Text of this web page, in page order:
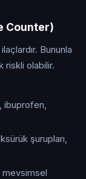
Counter)
Bununla
riskli olabilir.
ibuprofen,
şurupları,